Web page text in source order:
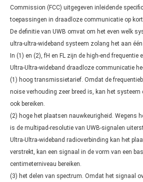
Commission (FCC) uitgegeven inleidende
toepassingen in draadloze communicatie op
De definitie van UWB omvat om het even welk
ultra-ultra-wideband systeem zolang het aan
In (1) en (2), fH en FL zijn de high-end
Ultra-Ultra-wideband draadloze communicatie
(1) hoog transmissietarief. Omdat de
noise verhouding zeer breed is, kan het
ook bereiken.
(2) hoge het plaatsen nauwkeurigheid. Wegens
is de multipad-resolutie van UWB-signalen
Ultra-Ultra-wideband radioverbinding kan het
verstrekt, kan een signaal in de vorm van een
centimeterniveau bereiken.
(3) het delen van spectrum. Omdat het signaal